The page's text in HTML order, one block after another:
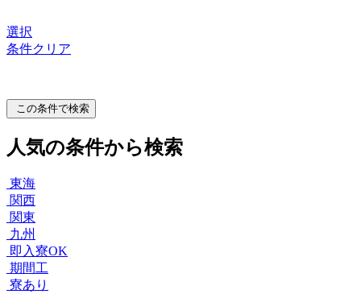
選択
条件クリア
この条件で検索
人気の条件から検索
東海
関西
関東
九州
即入寮OK
期間工
寮あり